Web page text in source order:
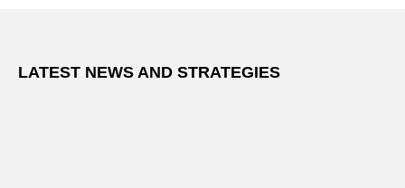
LATEST NEWS AND STRATEGIES